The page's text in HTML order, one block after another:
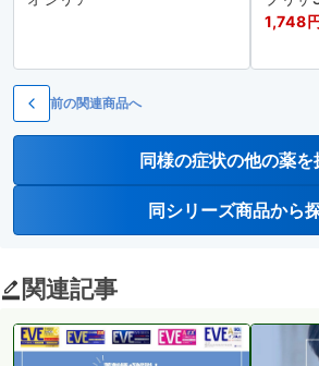
1,748
前の関連商品へ
同様の症状の他の薬を
同シリーズ商品から
関連記事